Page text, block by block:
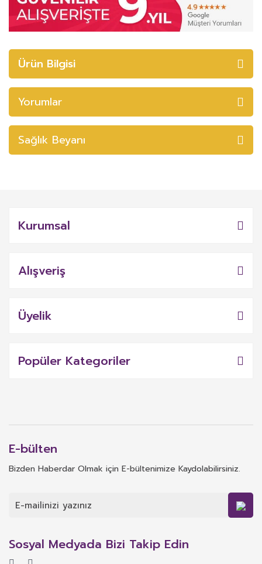
Ürün Bilgisi
Yorumlar
Sağlık Beyanı
Kurumsal
Alışveriş
Üyelik
Popüler Kategoriler
E-bülten
Bizden Haberdar Olmak için E-bültenimize Kaydolabilirsiniz.
Sosyal Medyada Bizi Takip Edin